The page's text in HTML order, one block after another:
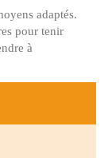
adaptés.
pour tenir
à